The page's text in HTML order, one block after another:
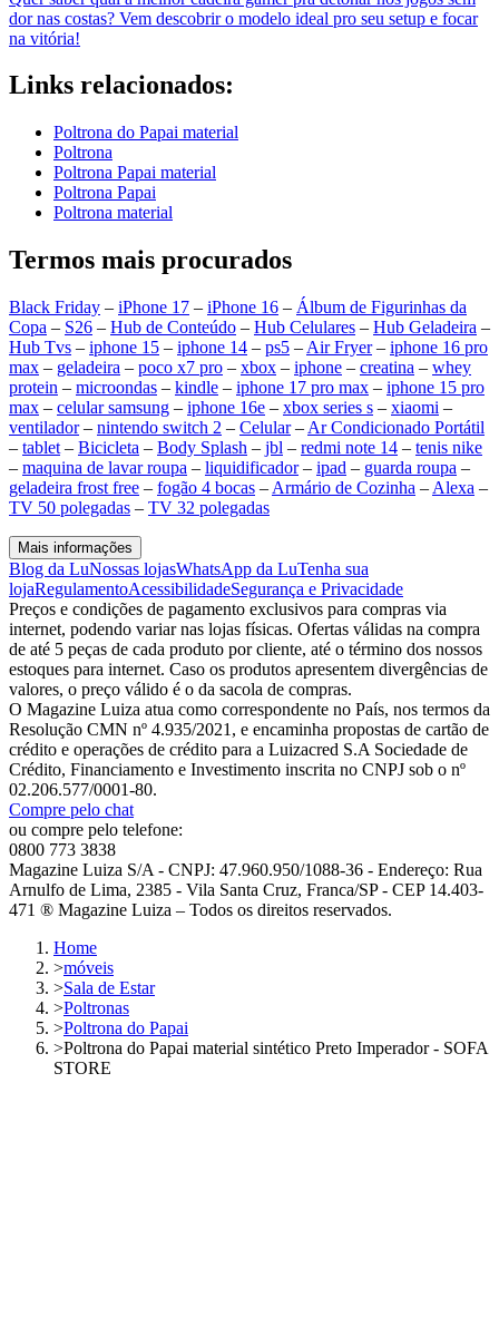
dor nas costas? Vem descobrir o modelo ideal pro seu setup e focar
na vitória!
Links relacionados:
Poltrona do Papai material
Poltrona
Poltrona Papai material
Poltrona Papai
Poltrona material
Termos mais procurados
Black Friday – iPhone 17 – iPhone 16 – Álbum de Figurinhas da
Copa – S26 – Hub de Conteúdo – Hub Celulares – Hub Geladeira –
Hub Tvs – iphone 15 – iphone 14 – ps5 – Air Fryer– iphone 16 pro
max – geladeira – poco x7 pro – xbox – iphone – creatina – whey
protein – microondas – kindle – iphone 17 pro max – iphone 15 pro
max – celular samsung – iphone 16e – xbox series s – xiaomi –
ventilador– nintendo switch 2 – Celular– Ar Condicionado Portátil
– tablet – Bicicleta – Body Splash – jbl – redmi note 14 – tenis nike
– maquina de lavar roupa – liquidificador– ipad – guarda roupa –
geladeira frost free – fogão 4 bocas – Armário de Cozinha – Alexa –
TV 50 polegadas – TV 32 polegadas
Mais informações
Blog da LuNossas lojasWhatsApp da LuTenha sua
lojaRegulamentoAcessibilidadeSegurança e Privacidade
Preços e condições de pagamento exclusivos para compras via
internet, podendo variar nas lojas físicas. Ofertas válidas na compra
de até 5 peças de cada produto por cliente, até o término dos nossos
estoques para internet. Caso os produtos apresentem divergências de
valores, o preço válido é o da sacola de compras.
O Magazine Luiza atua como correspondente no País, nos termos da
Resolução CMN nº 4.935/2021, e encaminha propostas de cartão de
crédito e operações de crédito para a Luizacred S.A Sociedade de
Crédito, Financiamento e Investimento inscrita no CNPJ sob o nº
02.206.577/0001-80.
Compre pelo chat
ou compre pelo telefone:
0800 773 3838
Magazine Luiza S/A - CNPJ: 47.960.950/1088-36 - Endereço: Rua
Arnulfo de Lima, 2385 - Vila Santa Cruz, Franca/SP - CEP 14.403-
471 ® Magazine Luiza – Todos os direitos reservados.
Home
>móveis
>Sala de Estar
>Poltronas
>Poltrona do Papai
>Poltrona do Papai material sintético Preto Imperador - SOFA
STORE